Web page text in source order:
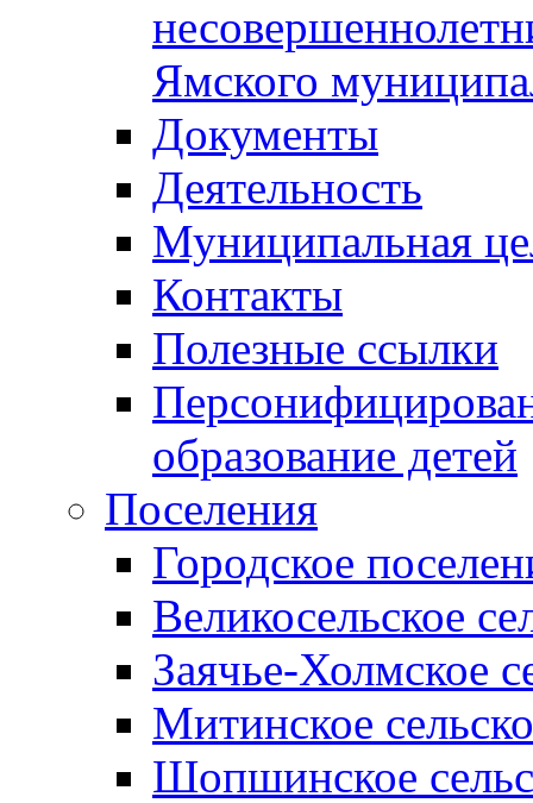
Ямского
Документы
Деятельность
Муниципальная
Контакты
Полезные ссылки
образование детей
Поселения
Городское
Великосельское
Заячье-Холмское
Митинское
Шопшинское